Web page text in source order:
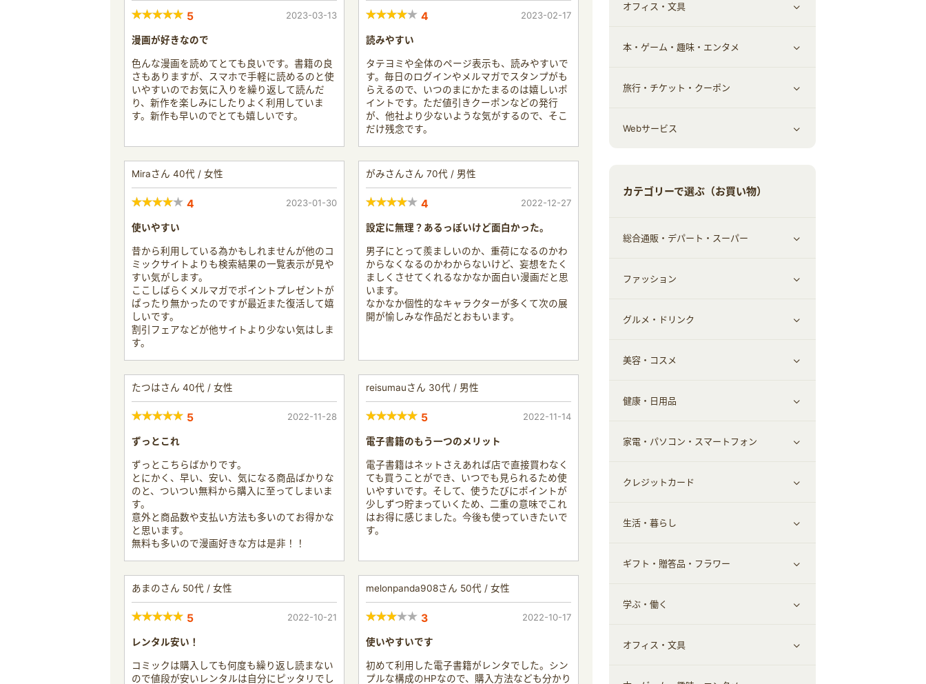
5 2023-03-13
漫画が好きなので
色んな漫画を読めてとても良いです。書籍の良
さもありますが、スマホで手軽に読めるのと使
いやすいのでお気に入りを繰り返して読んだ
り、新作を楽しみにしたりよく利用していま
す。新作も早いのでとても嬉しいです。
4 2023-02-17
読みやすい
タテヨミや全体のページ表示も、読みやすいで
す。毎日のログインやメルマガでスタンプがも
らえるので、いつのまにかたまるのは嬉しいポ
イントです。ただ値引きクーポンなどの発行
が、他社より少ないような気がするので、そこ
だけ残念です。
Miraさん 40代 / 女性
4 2023-01-30
使いやすい
昔から利用している為かもしれませんが他のコ
ミックサイトよりも検索結果の一覧表示が見や
すい気がします。
ここしばらくメルマガでポイントプレゼントが
ぱったり無かったのですが最近また復活して嬉
しいです。
割引フェアなどが他サイトより少ない気はしま
す。
がみさんさん 70代 / 男性
4 2022-12-27
設定に無理？あるっぽいけど面白かった。
男子にとって羨ましいのか、重荷になるのかわ
からなくなるのかわからないけど、妄想をたく
ましくさせてくれるなかなか面白い漫画だと思
います。
なかなか個性的なキャラクターが多くて次の展
開が愉しみな作品だとおもいます。
たつはさん 40代 / 女性
5 2022-11-28
ずっとこれ
ずっとこちらばかりです。
とにかく、早い、安い、気になる商品ばかりな
のと、ついつい無料から購入に至ってしまいま
す。
意外と商品数や支払い方法も多いのてお得かな
と思います。
無料も多いので漫画好きな方は是非！！
reisumauさん 30代 / 男性
5 2022-11-14
電子書籍のもう一つのメリット
電子書籍はネットさえあれば店で直接買わなく
ても買うことができ、いつでも見られるため使
いやすいです。そして、使うたびにポイントが
少しずつ貯まっていくため、二重の意味でこれ
はお得に感じました。今後も使っていきたいで
す。
あまのさん 50代 / 女性
5 2022-10-21
レンタル安い！
コミックは購入しても何度も繰り返し読まない
ので値段が安いレンタルは自分にピッタリでし
melonpanda908さん 50代 / 女性
3 2022-10-17
使いやすいです
初めて利用した電子書籍がレンタでした。シン
プルな構成のHPなので、購入方法なども分かり
不動産
引越し
エコ・エネルギー
車情報・カーシェア・レンタル
ギフト・贈答品
すべて見る
習い事・学習・学校
仕事・転職
オフィス・文具
すべて見る
オフィス・文具
本・ゲーム・趣味・エンタメ
すべて見る
ゲーム・趣味
旅行・チケット・クーポン
すべて見る
Webサービス
カテゴリーで選ぶ（お買い物）
総合通販・デパート・スーパー
すべて見る
総合通販
デパート・スーパー
ファッション
すべて見る
ファッション
インナー・下着
靴・フットウェア
小物・かばん
スーツ・フォーマル
グルメ・ドリンク
すべて見る
グルメ
ドリンク
お酒
食材宅配
美容・コスメ
すべて見る
スキンケア
メイクアップ
ヘアケア
メンズ美容
美容・ダイエット用品
脱毛用品
健康・日用品
すべて見る
健康食品｜青汁・飲料
健康食品｜乳酸菌・ケフィア
健康食品｜その他
スポーツ・フィットネス
日用品・薬局・からだ
家電・パソコン・スマートフォン
すべて見る
家電・パソコン・ソフトウェア
スマホ・携帯電話・SIM
クレジットカード
すべて見る
クレジットカード
生活・暮らし
すべて見る
車情報・カーシェア・レンタル
お役立ち
ギフト・贈答品・フラワー
すべて見る
ギフト・贈答品
学ぶ・働く
すべて見る
オフィス・文具